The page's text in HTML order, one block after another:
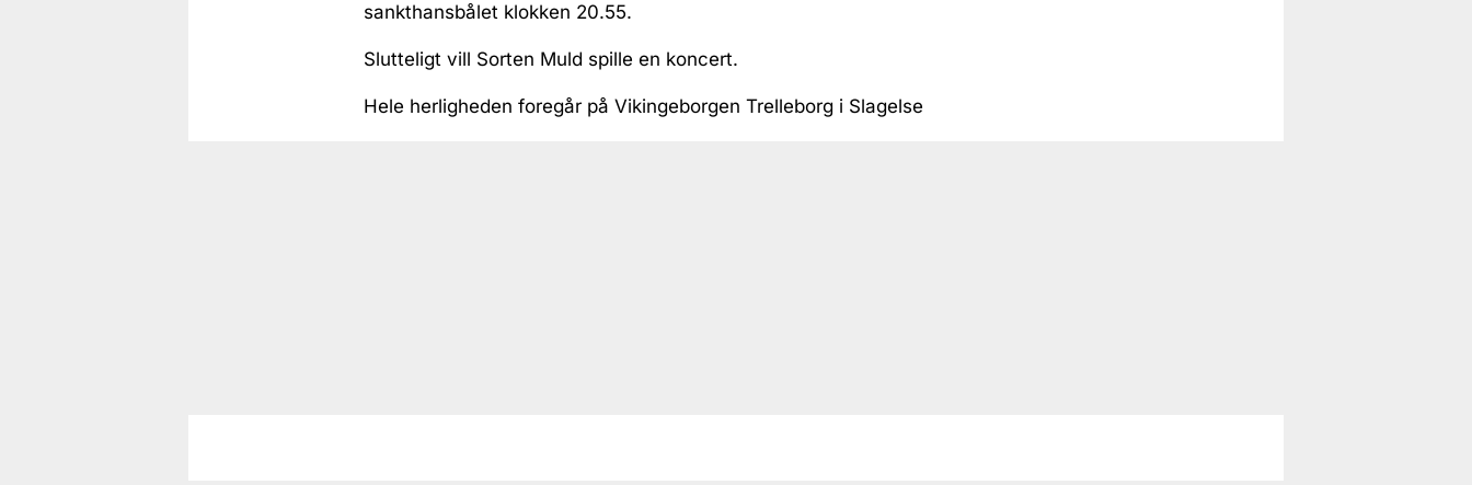
sankthansbålet klokken 20.55.
Slutteligt vill Sorten Muld spille en koncert.
Hele herligheden foregår på Vikingeborgen Trelleborg i Slagelse